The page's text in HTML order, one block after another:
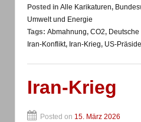
Posted in Alle Karikaturen,
Umwelt und Energie
Tags: Abmahnung, CO2,
Iran-Konflikt, Iran-Krieg, US-
Iran-Krieg
Posted on 15. März 2026